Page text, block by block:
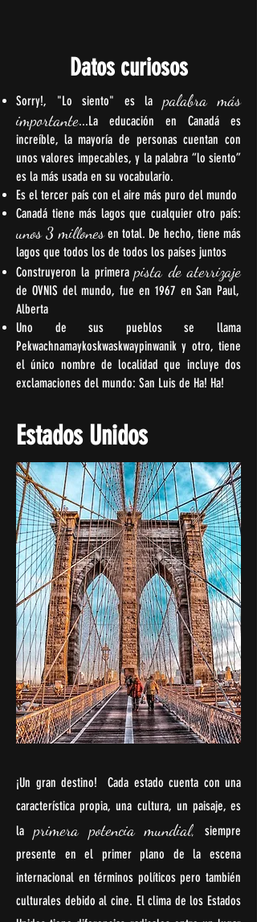
Datos curiosos
Sorry!, "Lo siento" es lapalabra más
importante...La educación en Canadá es
increíble, la mayoría de personas cuentan con
unos valores impecables, y la palabra “lo siento”
es la más usada en su vocabulario.
Es el tercer país con el aire más puro del mundo
Canadá tiene más lagos que cualquier otro país:
unos 3 millonesen total. De hecho, tiene más
lagos que todos los de todos los países juntos
Construyeron la primerapista de aterrizaje
de OVNIS del mundo, fue en 1967 en San Paul,
Alberta
Uno de sus pueblos se llama
Pekwachnamaykoskwaskwaypinwanik y otro, tiene
el único nombre de localidad que incluye dos
exclamaciones del mundo: San Luis de Ha! Ha!
Estados Unidos
¡Un gran destino! Cada estado cuenta con una
característica propia, una cultura, un paisaje, es
laprimera potencia mundial,
siempre
presente en el primer plano de la escena
internacional en términos políticos pero también
culturales debido al cine. El clima de los Estados